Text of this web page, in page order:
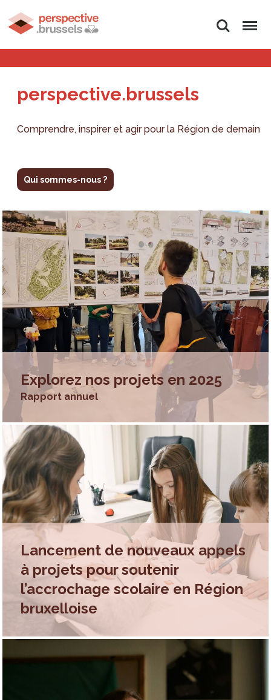
Rechercher
Menu
perspective.brussels
Comprendre, inspirer et agir pour la Région de demain
Qui sommes-nous ?
Explorez nos projets en 2025
Rapport annuel
Lancement de nouveaux appels
à projets pour soutenir
l’accrochage scolaire en Région
bruxelloise